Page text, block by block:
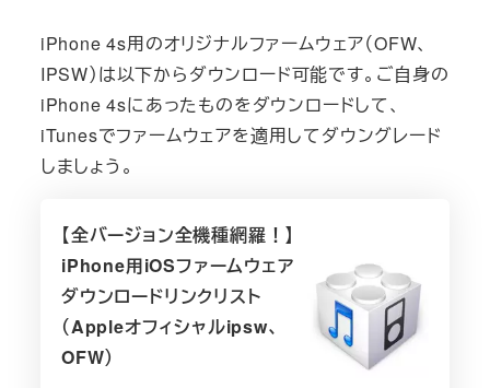
iPhone 4s用のオリジナルファームウェア（OFW、
IPSW）は以下からダウンロード可能です。ご自身の
iPhone 4sにあったものをダウンロードして、
iTunesでファームウェアを適用してダウングレード
しましょう。
【全バージョン全機種網羅！】
iPhone用iOSファームウェア
ダウンロードリンクリスト
（Appleオフィシャルipsw、
OFW）